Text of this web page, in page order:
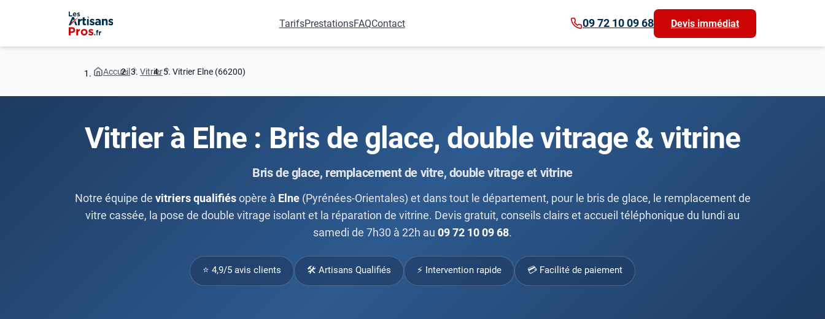
TarifsPrestationsFAQContact 09 72 10 09 68 Devis immédiat
Accueil Vitrier Vitrier Elne (66200)
Vitrier à Elne : Bris de glace, double vitrage & vitrine
Bris de glace, remplacement de vitre, double vitrage et vitrine
Notre équipe de vitriers qualifiésopère à Elne(Pyrénées-Orientales) et dans tout le département, pour le bris de glace, le remplacement de
vitre cassée, la pose de double vitrage isolant et la réparation de vitrine. Devis gratuit, conseils clairs et accueil téléphonique du lundi au
samedi de 7h30 à 22h au 09 72 10 09 68.
⭐ 4,9/5 avis clients 🛠 Artisans Qualifiés ⚡ Intervention rapide 💳 Facilité de paiement